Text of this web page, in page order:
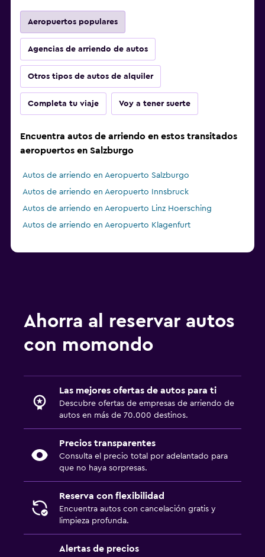
Aeropuertos populares
Agencias de arriendo de autos
Otros tipos de autos de alquiler
Completa tu viaje Voy a tener suerte
Encuentra autos de arriendo en estos transitados
aeropuertos en Salzburgo
Autos de arriendo en Aeropuerto Salzburgo
Autos de arriendo en Aeropuerto Innsbruck
Autos de arriendo en Aeropuerto Linz Hoersching
Autos de arriendo en Aeropuerto Klagenfurt
Ahorra al reservar autos
con momondo
Las mejores ofertas de autos para ti
Descubre ofertas de empresas de arriendo de
autos en más de 70.000 destinos.
Precios transparentes
Consulta el precio total por adelantado para
que no haya sorpresas.
Reserva con flexibilidad
Encuentra autos con cancelación gratis y
limpieza profunda.
Alertas de precios